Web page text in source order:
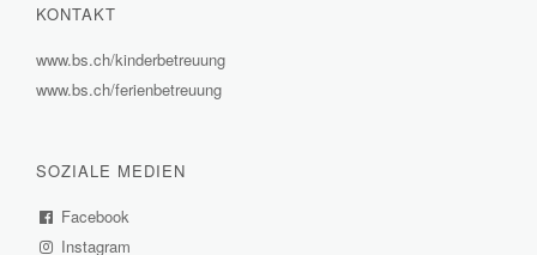
KONTAKT
www.bs.ch/kinderbetreuung
www.bs.ch/ferienbetreuung
SOZIALE MEDIEN
Facebook
Instagram